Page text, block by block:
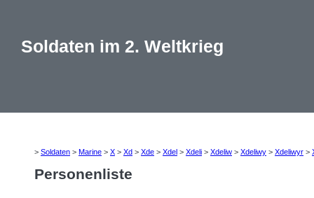
Soldaten im 2. Weltkrieg
> Soldaten > Marine > X > Xd > Xde > Xdel > Xdeli > Xdeliw > Xdeliwy > Xdeliwyr >
Personenliste